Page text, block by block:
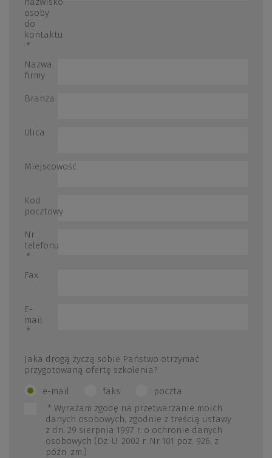
osoby
do
kontaktu
*
Nazwa
firmy
Branża
Ulica
Miejscowość
Kod
pocztowy
Nr
telefonu
*
Fax
E-
mail
*
Jaka drogą życzą sobie Państwo otrzymać
przygotowaną ofertę szkolenia?
e-mail
faks
poczta
* Wyrażam zgodę na przetwarzanie moich
danych osobowych, zgodnie z treścią ustawy
z dn. 29 sierpnia 1997 r. o ochronie danych
osobowych (Dz. U. 2002 r. Nr 101 poz. 926, z
późn. zm.)